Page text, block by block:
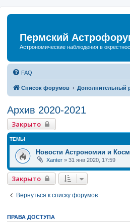
Пермский
Астрономические наблюдения в
FAQ
Список форумов Дополнительный
Архив 2020-2021
Закрыто
ТЕМЫ
Новости Астрономии и
Xanter » 31 янв 2020, 17:59
Закрыто
Вернуться к списку форумов
ПРАВА ДОСТУПА